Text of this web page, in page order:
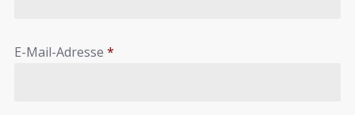
E-Mail-Adresse *